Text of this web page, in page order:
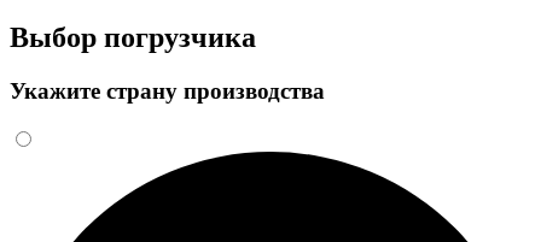
Выбор погрузчика
Укажите страну производства